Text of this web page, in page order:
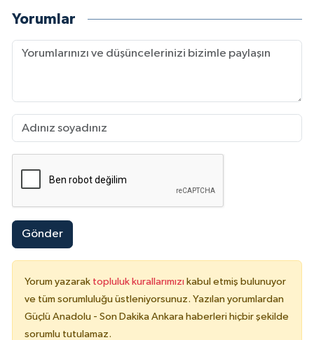
Yorumlar
Gönder
Yorum yazarak topluluk kurallarımızı kabul etmiş bulunuyor
ve tüm sorumluluğu üstleniyorsunuz. Yazılan yorumlardan
Güçlü Anadolu - Son Dakika Ankara haberleri hiçbir şekilde
sorumlu tutulamaz.